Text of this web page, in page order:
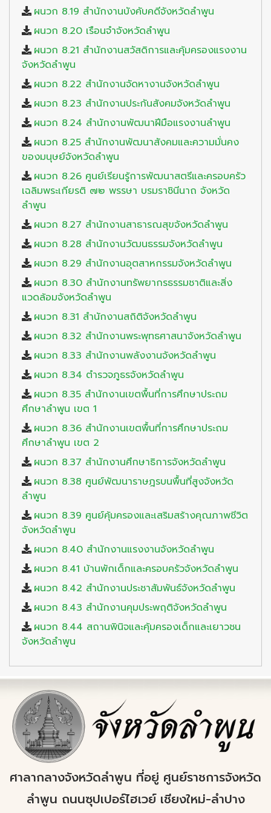
ผนวก 8.19 สำนักงานบังคับคดีจังหวัดลำพูน
ผนวก 8.20 เรือนจำจังหวัดลำพูน
ผนวก 8.21 สำนักงานสวัสดิการและคุ้มครองแรงงาน
จังหวัดลำพูน
ผนวก 8.22 สำนักงานจัดหางานจังหวัดลำพูน
ผนวก 8.23 สำนักงานประกันสังคมจังหวัดลำพูน
ผนวก 8.24 สำนักงานพัฒนาฝีมือแรงงานลำพูน
ผนวก 8.25 สำนักงานพัฒนาสังคมและความมั่นคง
ของมนุษย์จังหวัดลำพูน
ผนวก 8.26 ศูนย์เรียนรู้การพัฒนาสตรีและครอบครัว
เฉลิมพระเกียรติ ๗๒ พรรษา บรมราชินีนาถ จังหวัด
ลำพูน
ผนวก 8.27 สำนักงานสาธารณสุขจังหวัดลำพูน
ผนวก 8.28 สำนักงานวัฒนธรรมจังหวัดลำพูน
ผนวก 8.29 สำนักงานอุตสาหกรรมจังหวัดลำพูน
ผนวก 8.30 สำนักงานทรัพยากรธรรมชาติและสิ่ง
แวดล้อมจังหวัดลำพูน
ผนวก 8.31 สำนักงานสถิติจังหวัดลำพูน
ผนวก 8.32 สำนักงานพระพุทธศาสนาจังหวัดลำพูน
ผนวก 8.33 สำนักงานพลังงานจังหวัดลำพูน
ผนวก 8.34 ตำรวจภูธรจังหวัดลำพูน
ผนวก 8.35 สำนักงานเขตพื้นที่การศึกษาประถม
ศึกษาลำพูน เขต 1
ผนวก 8.36 สำนักงานเขตพื้นที่การศึกษาประถม
ศึกษาลำพูน เขต 2
ผนวก 8.37 สำนักงานศึกษาธิการจังหวัดลำพูน
ผนวก 8.38 ศูนย์พัฒนาราษฎรบนพื้นที่สูงจังหวัด
ลำพูน
ผนวก 8.39 ศูนย์คุ้มครองและเสริมสร้างคุณภาพชีวิต
จังหวัดลำพูน
ผนวก 8.40 สำนักงานแรงงานจังหวัดลำพูน
ผนวก 8.41 บ้านพักเด็กและครอบครัวจังหวัดลำพูน
ผนวก 8.42 สำนักงานประชาสัมพันธ์จังหวัดลำพูน
ผนวก 8.43 สำนักงานคุมประพฤติจังหวัดลำพูน
ผนวก 8.44 สถานพินิจและคุ้มครองเด็กและเยาวชน
จังหวัดลำพูน
ศาลากลางจังหวัดลำพูน ที่อยู่ ศูนย์ราชการจังหวัด
ลำพูน ถนนซุปเปอร์ไฮเวย์ เชียงใหม่-ลำปาง